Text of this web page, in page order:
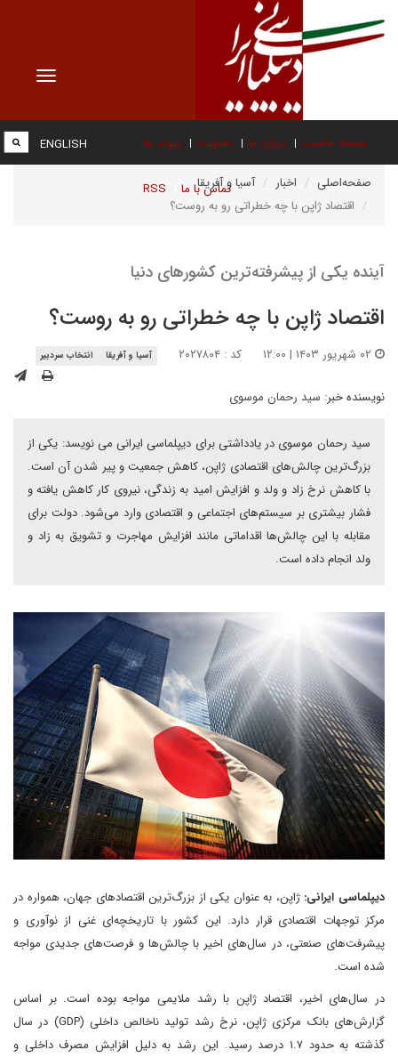
Toggle
صفحه نخست درباره ما عضویت پیوند ها
تماس با ما RSS
ENGLISH
صفحه‌اصلی اخبار
آسیا و آفریقا
اقتصاد ژاپن با چه خطراتی رو به روست؟
آینده یکی از پیشرفته‌ترین کشورهای دنیا
اقتصاد ژاپن با چه خطراتی رو به روست؟
کد : ۲۰۲۷۸۰۴ آسیا و آفریقا انتخاب سردبیر
نویسنده خبر: سید رحمان موسوی
سید رحمان موسوی در یادداشتی برای دیپلماسی ایرانی می نویسد: یکی از
بزرگ‌ترین چالش‌های اقتصادی ژاپن، کاهش جمعیت و پیر شدن آن است.
با کاهش نرخ زاد و ولد و افزایش امید به زندگی، نیروی کار کاهش یافته و
فشار بیشتری بر سیستم‌های اجتماعی و اقتصادی وارد می‌شود. دولت برای
مقابله با این چالش‌ها اقداماتی مانند افزایش مهاجرت و تشویق به زاد و
ولد انجام داده است.
دیپلماسی ایرانی:ژاپن، به عنوان یکی از بزرگ‌ترین اقتصادهای جهان، همواره در
مرکز توجهات اقتصادی قرار دارد. این کشور با تاریخچه‌ای غنی از نوآوری و
پیشرفت‌های صنعتی، در سال‌های اخیر با چالش‌ها و فرصت‌های جدیدی مواجه
شده است.
در سال‌های اخیر، اقتصاد ژاپن با رشد ملایمی مواجه بوده است. بر اساس
گزارش‌های بانک مرکزی ژاپن، نرخ رشد تولید ناخالص داخلی (GDP) در سال
گذشته به حدود ۱.۷ درصد رسید. این رشد به دلیل افزایش مصرف داخلی و